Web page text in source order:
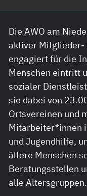
Die AWO am
aktiver Mitglieder-
engagiert für die
Menschen eintritt
sozialer
sie dabei von
Ortsvereinen und
Mitarbeiter*innen
und Jugendhilfe,
ältere Menschen
Beratungsstellen
alle Altersgruppen.